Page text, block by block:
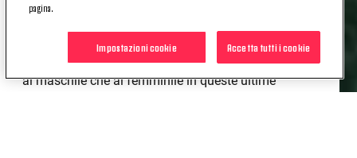
soddisfazione, è la conferma dell'ottimo lavoro fatto
a tutti i livelli dal Settore Giovanile, protagonista sia
al maschile che al femminile in queste ultime
pagina.
Accetta tutti i cookie
Impostazioni cookie